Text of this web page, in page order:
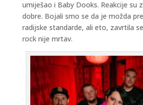
umiješao i Baby Dooks. Reakcije su
dobre. Bojali smo se da je možda
radijske standarde, ali eto, zavrtila
rock nije mrtav.